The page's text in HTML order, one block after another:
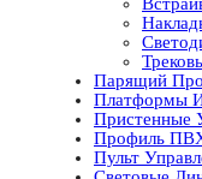
Парящий
Платформы
Пристенные
Профиль
Пульт